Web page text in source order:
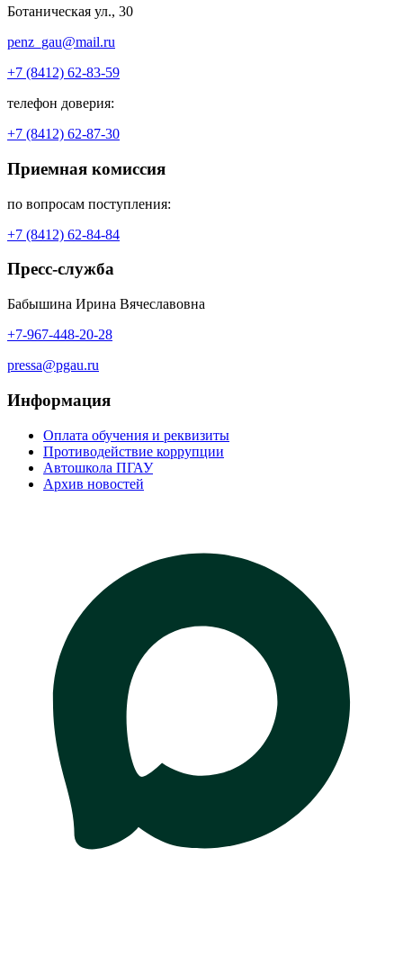
Ботаническая ул., 30
penz_gau@mail.ru
+7 (8412) 62-83-59
телефон доверия:
+7 (8412) 62-87-30
Приемная комиссия
по вопросам поступления:
+7 (8412) 62-84-84
Пресс-служба
Бабышина Ирина Вячеславовна
+7-967-448-20-28
pressa@pgau.ru
Информация
Оплата обучения и реквизиты
Противодействие коррупции
Автошкола ПГАУ
Архив новостей